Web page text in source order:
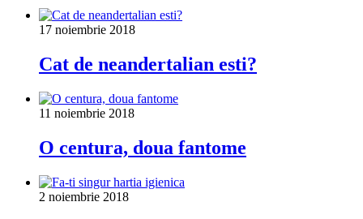
17 noiembrie 2018
Cat de neandertalian esti?
11 noiembrie 2018
O centura, doua fantome
2 noiembrie 2018